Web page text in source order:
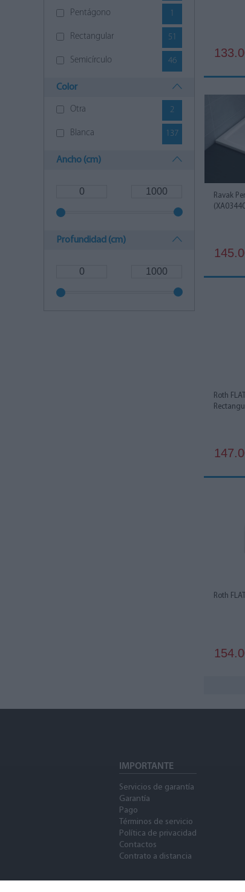
Pentágono 1
Rectangular 51
Semicírculo 46
Color
Otra 2
Blanca 137
Ancho (cm)
Profundidad (cm)
Ravak
Roth
Roth
IMPORTANTE
Servicios de garantía
Garantía
Pago
Términos de servicio
Política de privacidad
Contactos
Contrato a distancia